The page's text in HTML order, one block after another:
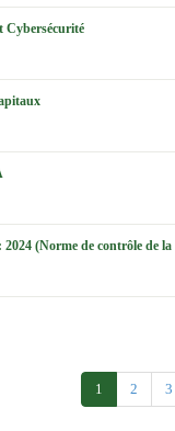
Cybersécurité
(Norme de contrôle de
1 2 3